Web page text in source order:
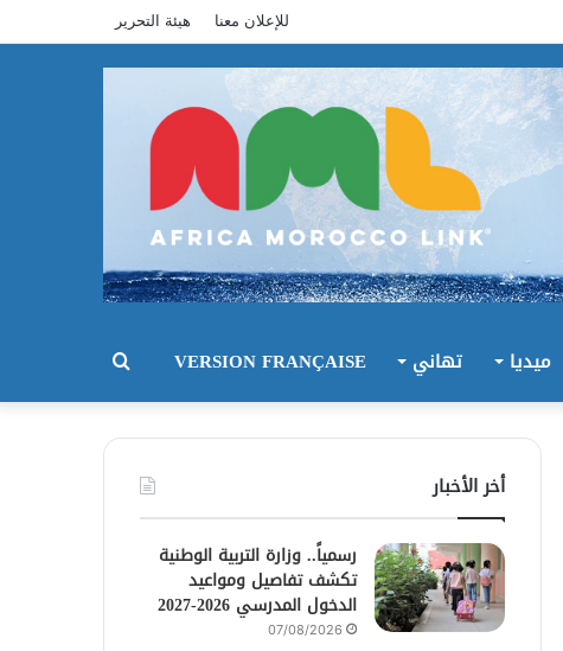
للإعلان معنا هيئة التحرير
ميديا تهاني VERSION FRANÇAISE بحث
أخر الأخبار
رسمياً.. وزارة التربية الوطنية
تكشف تفاصيل ومواعيد
الدخول المدرسي 2026-2027
07/08/2026